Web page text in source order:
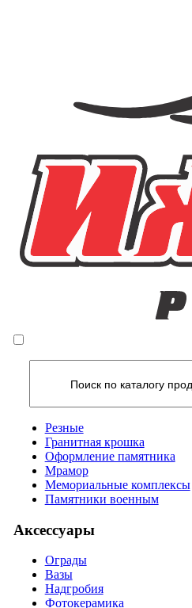
Резные
Гранитная крошка
Оформление памятника
Мрамор
Мемориальные комплексы
Памятники военным
Аксессуары
Ограды
Вазы
Надгробия
Фотокерамика